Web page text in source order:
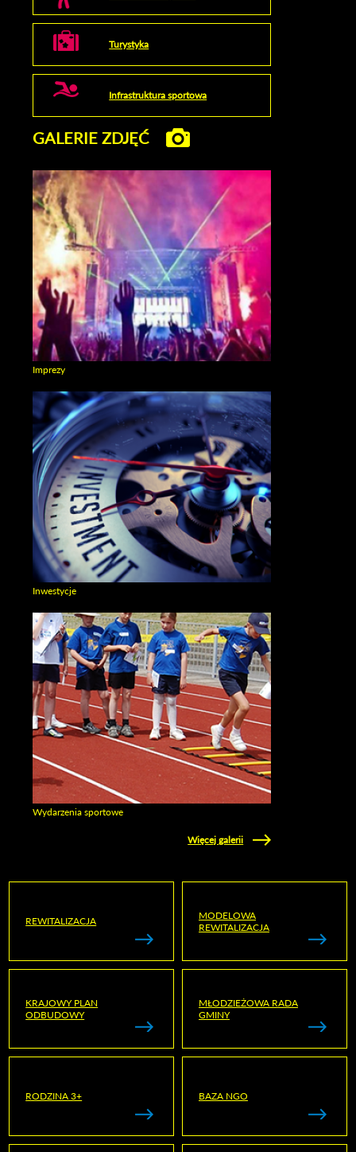
Turystyka
Infrastruktura sportowa
GALERIE ZDJĘĆ
Imprezy
Inwestycje
Wydarzenia sportowe
Więcej galerii
REWITALIZACJA
MODELOWA
REWITALIZACJA
KRAJOWY PLAN
ODBUDOWY
MŁODZIEŻOWA RADA
GMINY
RODZINA 3+ BAZA NGO